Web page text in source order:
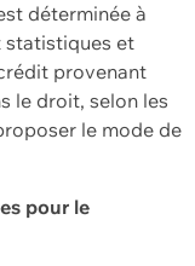
déterminée à
statistiques et
provenant
le droit, selon les
le mode de
pour le